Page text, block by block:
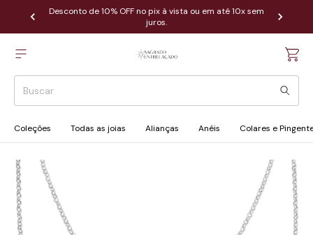
Desconto de 10% OFF no pix à vista ou em até 10x sem
juros.
Coleções Todas as joias Alianças Anéis Colares e